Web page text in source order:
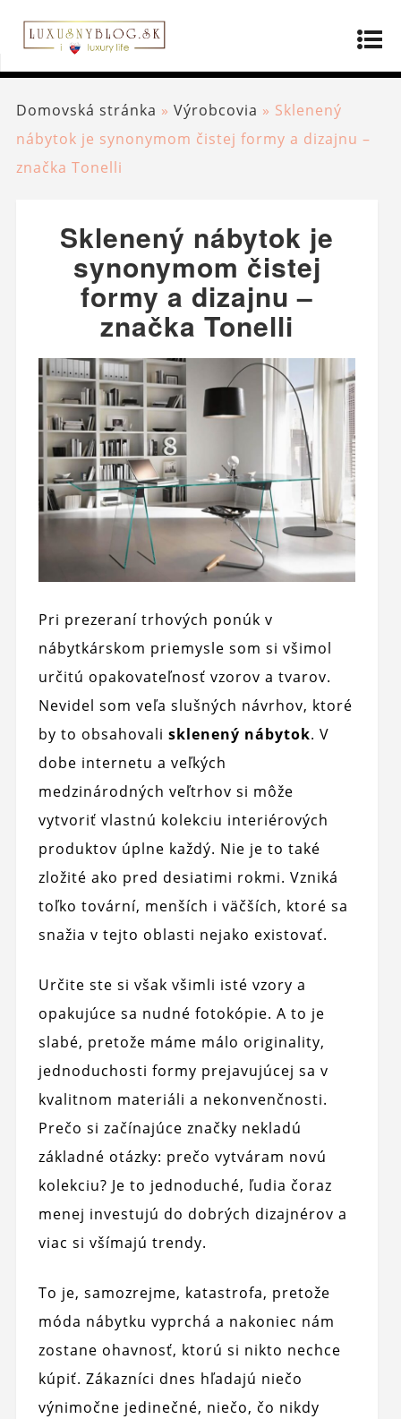
Domovská stránka » Výrobcovia » Sklenený
nábytok je synonymom čistej formy a dizajnu –
značka Tonelli
Sklenený nábytok je
synonymom čistej
formy a dizajnu –
značka Tonelli
Pri prezeraní trhových ponúk v
nábytkárskom priemysle som si všimol
určitú opakovateľnosť vzorov a tvarov.
Nevidel som veľa slušných návrhov, ktoré
by to obsahovali sklenený nábytok. V
dobe internetu a veľkých
medzinárodných veľtrhov si môže
vytvoriť vlastnú kolekciu interiérových
produktov úplne každý. Nie je to také
zložité ako pred desiatimi rokmi. Vzniká
toľko tovární, menších i väčších, ktoré sa
snažia v tejto oblasti nejako existovať.
Určite ste si však všimli isté vzory a
opakujúce sa nudné fotokópie. A to je
slabé, pretože máme málo originality,
jednoduchosti formy prejavujúcej sa v
kvalitnom materiáli a nekonvenčnosti.
Prečo si začínajúce značky nekladú
základné otázky: prečo vytváram novú
kolekciu? Je to jednoduché, ľudia čoraz
menej investujú do dobrých dizajnérov a
viac si všímajú trendy.
To je, samozrejme, katastrofa, pretože
móda nábytku vyprchá a nakoniec nám
zostane ohavnosť, ktorú si nikto nechce
kúpiť. Zákazníci dnes hľadajú niečo
výnimočne jedinečné, niečo, čo nikdy